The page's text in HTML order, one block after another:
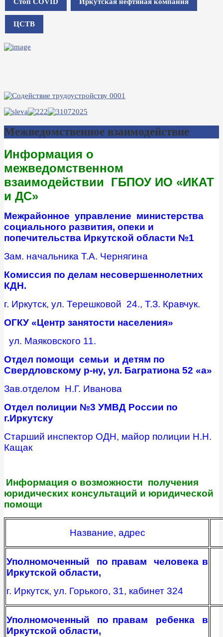
ЦСТВ
Межведомственное взаимодействие
Информация о
межведомственном
взаимодействии ГБПОУ ИО «ИКАТ
и ДС»
Межрайонное управление министерства
социального развития, опеки и
попечительства Иркутской области №1
Зам. начальника Т.А. Чернягина
Комиссия по делам несовершеннолетних
КДН.
г. Иркутск, ул. Терешковой 24., Т.З. Кравчук.
ОГКУ «Центр занятости населения»
ул. Маяковского 11.
Отдел помощи семьи и детям по
Свердловскому р-ну, ул. Багратиона 52 «а»
Зав.отделом Н.Г. Иванова
Отдел полиции №3 УМВД России по
г.Иркутску
Старший инспектор ОДН, майор полиции Н.Н.
Кащак
Информация о возможности получения
юридических консультаций и юридической
помощи
Название, адрес
Уполномоченный по правам человека в
Иркутской области,
г. Иркутск, ул. Горького, 31, кабинет 324
Уполномоченный по правам ребенка в
Иркутской области,